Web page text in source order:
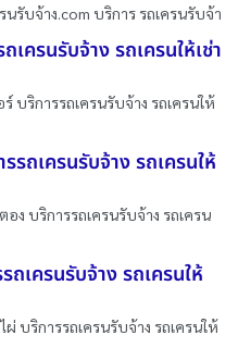
นรับจ้าง.com บริการ รถเครนรับจ้า
เครนรับจ้าง รถเครนให้เช่า
บริการรถเครนรับจ้าง รถเครนให้
รถเครนรับจ้าง รถเครนให้
ง บริการรถเครนรับจ้าง รถเครน
เครนรับจ้าง รถเครนให้
บริการรถเครนรับจ้าง รถเครนให้